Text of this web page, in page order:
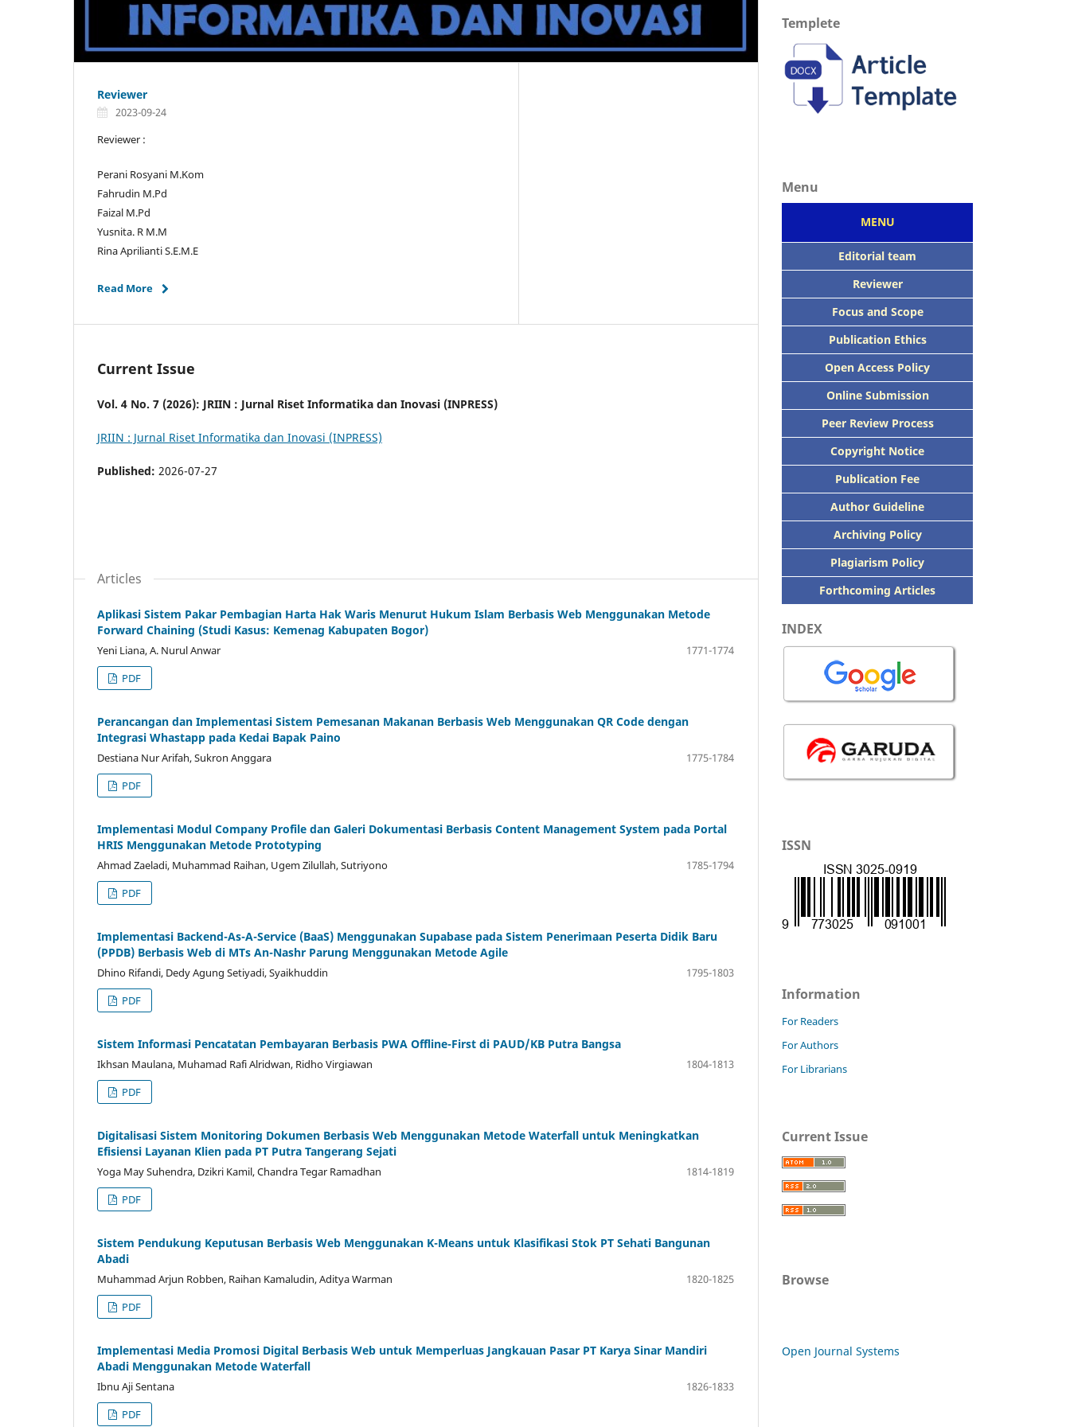
Reviewer
2023-09-24
Reviewer :
Perani Rosyani M.Kom
Fahrudin M.Pd
Faizal M.Pd
Yusnita. R M.M
Rina Aprilianti S.E.M.E
Read More
Current Issue
Vol. 4 No. 7 (2026): JRIIN : Jurnal Riset Informatika dan Inovasi (INPRESS)
JRIIN : Jurnal Riset Informatika dan Inovasi (INPRESS)
Published: 2026-07-27
Articles
Aplikasi Sistem Pakar Pembagian Harta Hak Waris Menurut Hukum Islam Berbasis Web Menggunakan Metode
Forward Chaining (Studi Kasus: Kemenag Kabupaten Bogor)
Yeni Liana, A. Nurul Anwar
1771-1774
PDF
Perancangan dan Implementasi Sistem Pemesanan Makanan Berbasis Web Menggunakan QR Code dengan
Integrasi Whastapp pada Kedai Bapak Paino
Destiana Nur Arifah, Sukron Anggara
1775-1784
PDF
Implementasi Modul Company Profile dan Galeri Dokumentasi Berbasis Content Management System pada Portal
HRIS Menggunakan Metode Prototyping
Ahmad Zaeladi, Muhammad Raihan, Ugem Zilullah, Sutriyono
1785-1794
PDF
Implementasi Backend-As-A-Service (BaaS) Menggunakan Supabase pada Sistem Penerimaan Peserta Didik Baru
(PPDB) Berbasis Web di MTs An-Nashr Parung Menggunakan Metode Agile
Dhino Rifandi, Dedy Agung Setiyadi, Syaikhuddin
1795-1803
PDF
Sistem Informasi Pencatatan Pembayaran Berbasis PWA Offline-First di PAUD/KB Putra Bangsa
Ikhsan Maulana, Muhamad Rafi Alridwan, Ridho Virgiawan
1804-1813
PDF
Digitalisasi Sistem Monitoring Dokumen Berbasis Web Menggunakan Metode Waterfall untuk Meningkatkan
Efisiensi Layanan Klien pada PT Putra Tangerang Sejati
Yoga May Suhendra, Dzikri Kamil, Chandra Tegar Ramadhan
1814-1819
PDF
Sistem Pendukung Keputusan Berbasis Web Menggunakan K-Means untuk Klasifikasi Stok PT Sehati Bangunan
Abadi
Muhammad Arjun Robben, Raihan Kamaludin, Aditya Warman
1820-1825
PDF
Implementasi Media Promosi Digital Berbasis Web untuk Memperluas Jangkauan Pasar PT Karya Sinar Mandiri
Abadi Menggunakan Metode Waterfall
Ibnu Aji Sentana
1826-1833
PDF
Templete
Menu
MENU
Editorial team
Reviewer
Focus and Scope
Publication Ethics
Open Access Policy
Online Submission
Peer Review Process
Copyright Notice
Publication Fee
Author Guideline
Archiving Policy
Plagiarism Policy
Forthcoming Articles
INDEX
ISSN
Information
For Readers
For Authors
For Librarians
Current Issue
Browse
Open Journal Systems